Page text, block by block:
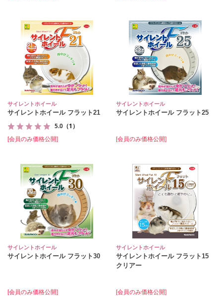
サイレントホイール
サイレントホイール フラット21
5.0 （1）
[会員のみ価格公開]
サイレントホイール
サイレントホイール フラット25
[会員のみ価格公開]
サイレントホイール
サイレントホイール フラット30
[会員のみ価格公開]
サイレントホイール
サイレントホイール フラット15
クリアー
[会員のみ価格公開]